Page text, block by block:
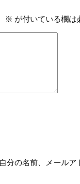
※ が付いている欄は
の名前、メールア